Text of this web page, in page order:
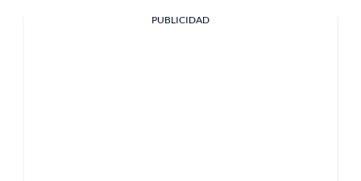
PUBLICIDAD